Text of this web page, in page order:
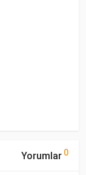
Yorumlar 0